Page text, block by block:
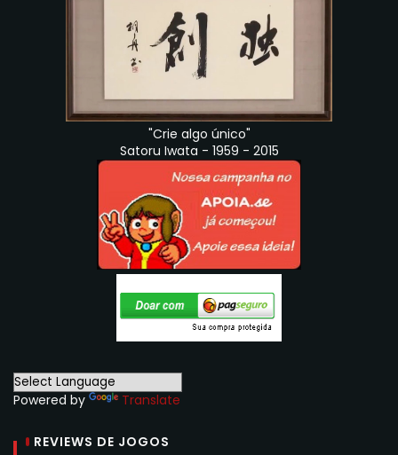
"Crie algo único"
Satoru Iwata - 1959 - 2015
Powered by Translate
REVIEWS DE JOGOS